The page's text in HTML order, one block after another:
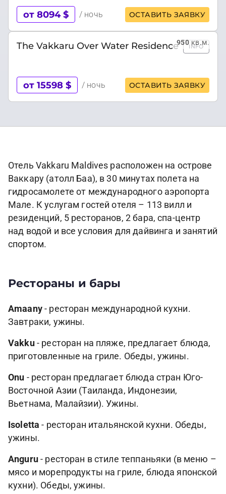
от 8094 $ / ночь ОСТАВИТЬ ЗАЯВКУ
950кв.м.
The Vakkaru Over Water Residence INFO
от 15598 $ / ночь ОСТАВИТЬ ЗАЯВКУ
Отель Vakkaru Maldives расположен на острове
Ваккару (атолл Баа), в 30 минутах полета на
гидросамолете от международного аэропорта
Мале. К услугам гостей отеля – 113 вилл и
резиденций, 5 ресторанов, 2 бара, спа-центр
над водой и все условия для дайвинга и занятий
спортом.
Рестораны и бары
Amaany- ресторан международной кухни.
Завтраки, ужины.
Vakku- ресторан на пляже, предлагает блюда,
приготовленные на гриле. Обеды, ужины.
Onu - ресторан предлагает блюда стран Юго-
Восточной Азии (Таиланда, Индонезии,
Вьетнама, Малайзии). Ужины.
Isoletta - ресторан итальянской кухни. Обеды,
ужины.
Anguru- ресторан в стиле теппаньяки (в меню –
мясо и морепродукты на гриле, блюда японской
кухни). Обеды, ужины.